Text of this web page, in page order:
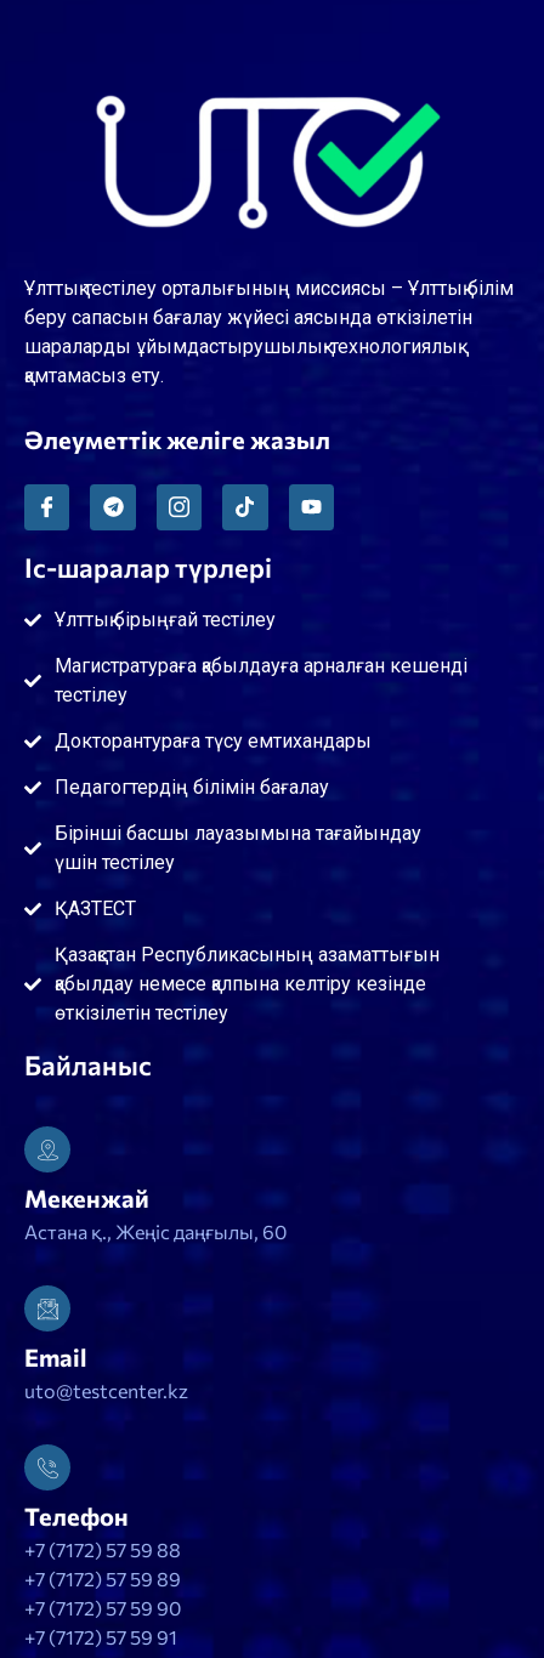
Ұлттық тестілеу орталығының миссиясы – Ұлттық білім
беру сапасын бағалау жүйесі аясында өткізілетін
шараларды ұйымдастырушылық-технологиялық
қамтамасыз ету.
Әлеуметтік желіге жазыл
Іс-шаралар түрлері
Ұлттық бірыңғай тестілеу
Магистратураға қабылдауға арналған кешенді
тестілеу
Докторантураға түсу емтихандары
Педагогтердің білімін бағалау
Бірінші басшы лауазымына тағайындау
үшін тестілеу
ҚАЗТЕСТ
Қазақстан Республикасының азаматтығын
қабылдау немесе қалпына келтіру кезінде
өткізілетін тестілеу
Байланыс
Мекенжай
Астана қ., Жеңіс даңғылы, 60
Email
uto@testcenter.kz
Телефон
+7 (7172) 57 59 88
+7 (7172) 57 59 89
+7 (7172) 57 59 90
+7 (7172) 57 59 91